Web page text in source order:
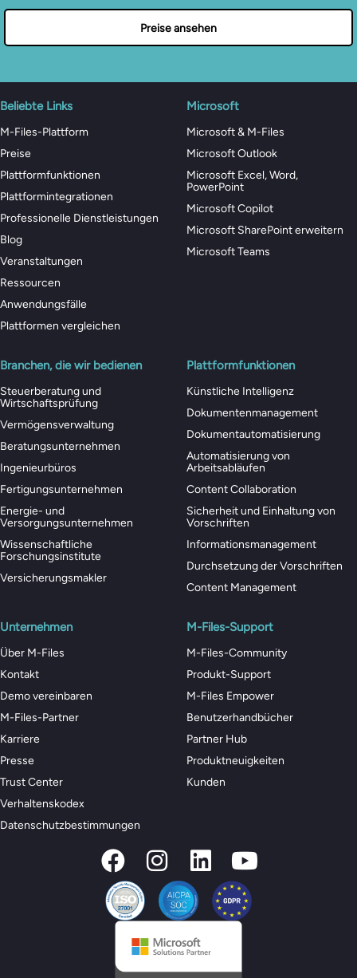
Preise ansehen
Beliebte Links
M-Files-Plattform
Preise
Plattformfunktionen
Plattformintegrationen
Professionelle Dienstleistungen
Blog
Veranstaltungen
Ressourcen
Anwendungsfälle
Plattformen vergleichen
Microsoft
Microsoft & M-Files
Microsoft Outlook
Microsoft Excel, Word,
PowerPoint
Microsoft Copilot
Microsoft SharePoint erweitern
Microsoft Teams
Branchen, die wir bedienen
Steuerberatung und
Wirtschaftsprüfung
Vermögensverwaltung
Beratungsunternehmen
Ingenieurbüros
Fertigungsunternehmen
Energie- und
Versorgungsunternehmen
Wissenschaftliche
Forschungsinstitute
Versicherungsmakler
Plattformfunktionen
Künstliche Intelligenz
Dokumentenmanagement
Dokumentautomatisierung
Automatisierung von
Arbeitsabläufen
Content Collaboration
Sicherheit und Einhaltung von
Vorschriften
Informationsmanagement
Durchsetzung der Vorschriften
Content Management
Unternehmen
Über M-Files
Kontakt
Demo vereinbaren
M-Files-Partner
Karriere
Presse
Trust Center
Verhaltenskodex
Datenschutzbestimmungen
M-Files-Support
M-Files-Community
Produkt-Support
M-Files Empower
Benutzerhandbücher
Partner Hub
Produktneuigkeiten
Kunden